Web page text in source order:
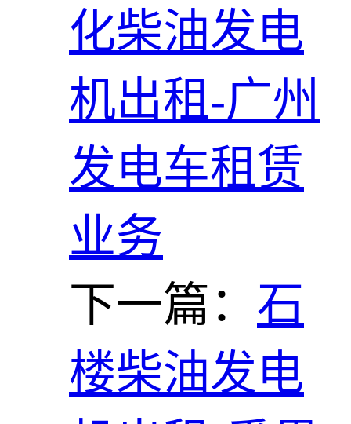
化柴油发电
机出租-广州
发电车租赁
业务
下一篇： 石
楼柴油发电